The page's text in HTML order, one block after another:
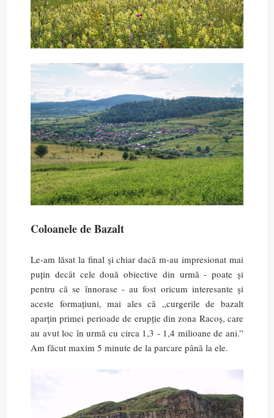
Coloanele de Bazalt
Le-am lăsat la final și chiar dacă m-au impresionat mai
puțin decât cele două obiective din urmă - poate și
pentru că se înnorase - au fost oricum interesante și
aceste formațiuni, mai ales că „curgerile de bazalt
aparțin primei perioade de erupție din zona Racoș, care
au avut loc în urmă cu circa 1,3 - 1,4 milioane de ani.”
Am făcut maxim 5 minute de la parcare până la ele.